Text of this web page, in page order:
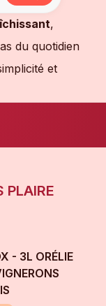
,
du quotidien
et
PLAIRE
- 3L ORÉLIE